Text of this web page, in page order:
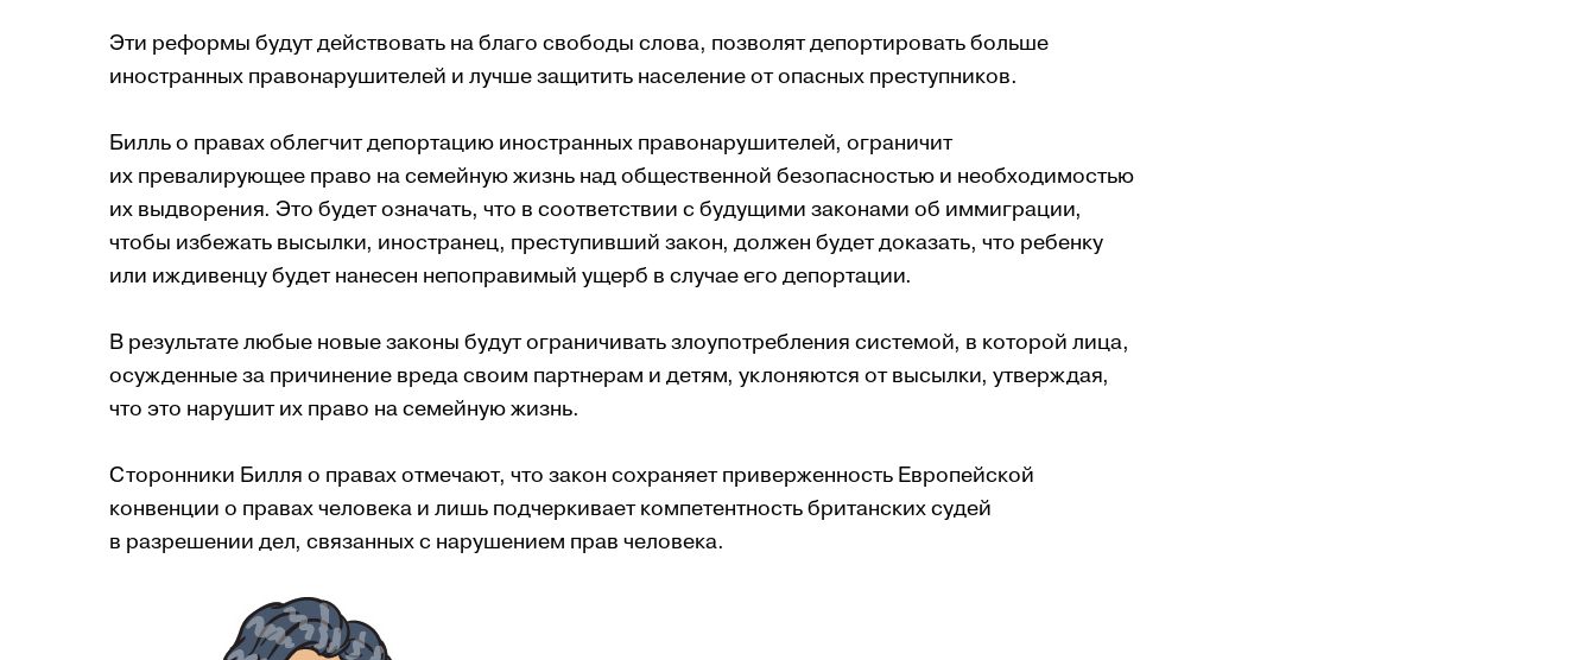
Эти реформы будут действовать на благо свободы слова, позволят депортировать больше
иностранных правонарушителей и лучше защитить население от опасных преступников.
Билль о правах облегчит депортацию иностранных правонарушителей, ограничит
их превалирующее право на семейную жизнь над общественной безопасностью и необходимостью
их выдворения. Это будет означать, что в соответствии с будущими законами об иммиграции,
чтобы избежать высылки, иностранец, преступивший закон, должен будет доказать, что ребенку
или иждивенцу будет нанесен непоправимый ущерб в случае его депортации.
В результате любые новые законы будут ограничивать злоупотребления системой, в которой лица,
осужденные за причинение вреда своим партнерам и детям, уклоняются от высылки, утверждая,
что это нарушит их право на семейную жизнь.
Сторонники Билля о правах отмечают, что закон сохраняет приверженность Европейской
конвенции о правах человека и лишь подчеркивает компетентность британских судей
в разрешении дел, связанных с нарушением прав человека.